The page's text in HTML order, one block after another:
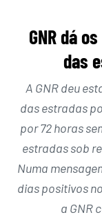
GNR dá
das
A GNR deu
das estradas
por 72 horas
estradas sob
Numa
dias positivos
a GNR